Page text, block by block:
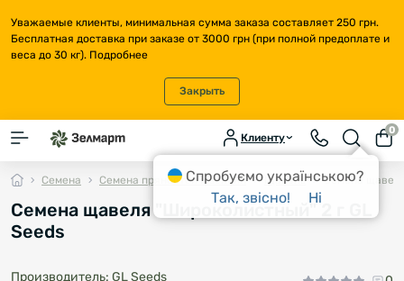
Уважаемые клиенты, минимальная сумма заказа составляет 250 грн.
Бесплатная доставка при заказе от 3000 грн (при полной предоплате и
веса до 30 кг). Подробнее
Закрыть
Клиенту
0
Семена Семена пряностей и зелени Щавель Семена
Семена щавеля "Широколистный" 2 г GL
Seeds
Производитель: GL Seeds
Спробуємо українською?
Так, звісно!
Ні